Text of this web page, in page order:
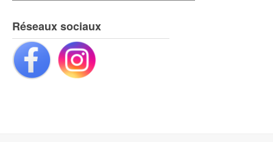
Réseaux sociaux